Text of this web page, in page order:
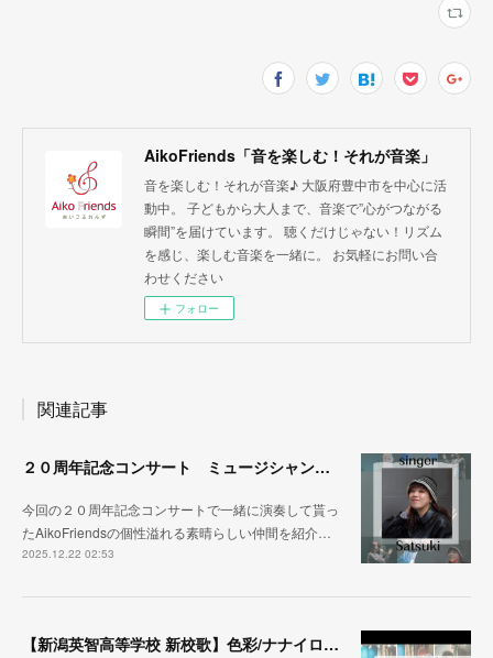
AikoFriends「音を楽しむ！それが音楽」
音を楽しむ！それが音楽♪ 大阪府豊中市を中心に活
動中。 子どもから大人まで、音楽で”心がつながる
瞬間”を届けています。 聴くだけじゃない！リズム
を感じ、楽しむ音楽を一緒に。 お気軽にお問い合
わせください
フォロー
関連記事
２０周年記念コンサート ミュージシャン紹介その③
今回の２０周年記念コンサートで一緒に演奏して貰っ
たAikoFriendsの個性溢れる素晴らしい仲間を紹介…
2025.12.22 02:53
【新潟英智高等学校 新校歌】色彩/ナナイロ ２０周年記念式典から１ヶ月